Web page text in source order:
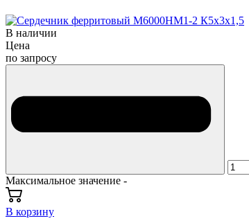
В наличии
Цена
по запросу
Максимальное значение -
В корзину